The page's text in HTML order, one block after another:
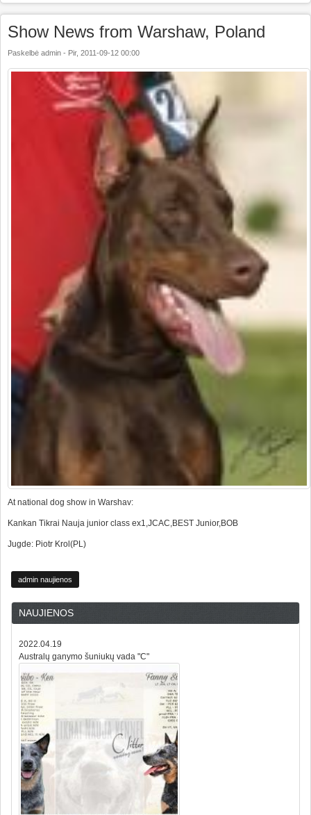
Show News from Warshaw, Poland
Paskelbė admin - Pir, 2011-09-12 00:00
At national dog show in Warshav:
Kankan Tikrai Nauja junior class ex1,JCAC,BEST Junior,BOB
Jugde: Piotr Krol(PL)
admin naujienos
NAUJIENOS
2022.04.19
Australų ganymo šuniukų vada "C"